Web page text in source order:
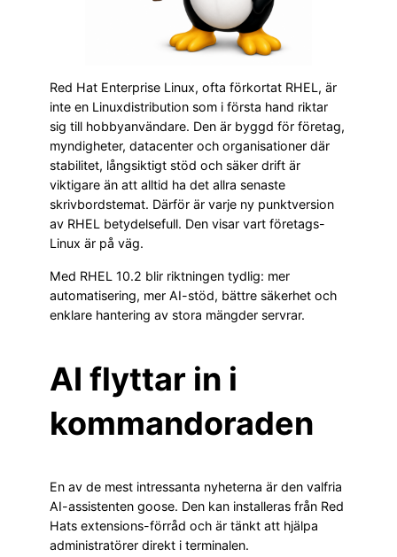
Red Hat Enterprise Linux, ofta förkortat RHEL, är
inte en Linuxdistribution som i första hand riktar
sig till hobbyanvändare. Den är byggd för företag,
myndigheter, datacenter och organisationer där
stabilitet, långsiktigt stöd och säker drift är
viktigare än att alltid ha det allra senaste
skrivbordstemat. Därför är varje ny punktversion
av RHEL betydelsefull. Den visar vart företags-
Linux är på väg.
Med RHEL 10.2 blir riktningen tydlig: mer
automatisering, mer AI-stöd, bättre säkerhet och
enklare hantering av stora mängder servrar.
AI flyttar in i
kommandoraden
En av de mest intressanta nyheterna är den valfria
AI-assistenten goose. Den kan installeras från Red
Hats extensions-förråd och är tänkt att hjälpa
administratörer direkt i terminalen.